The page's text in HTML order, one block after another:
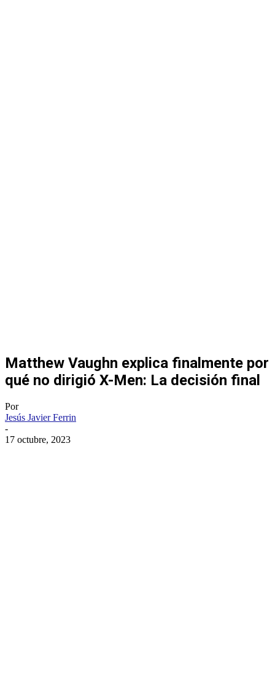
Matthew Vaughn explica finalmente por
qué no dirigió X-Men: La decisión final
Por
Jesús Javier Ferrin
-
17 octubre, 2023